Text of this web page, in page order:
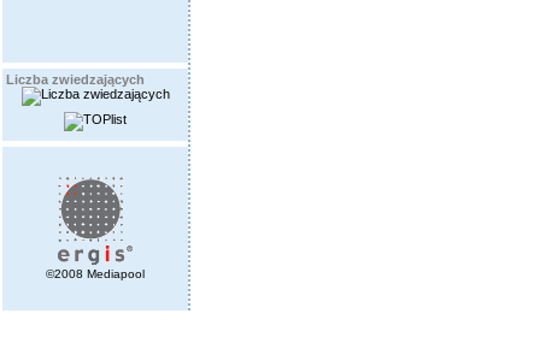
Liczba zwiedzających
©2008 Mediapool